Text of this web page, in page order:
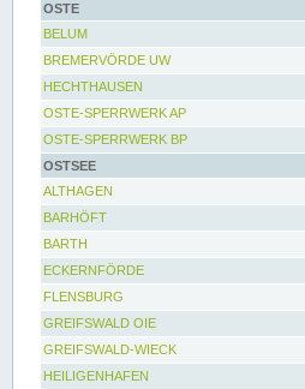
OSTE
BELUM
BREMERVÖRDE UW
HECHTHAUSEN
OSTE-SPERRWERK AP
OSTE-SPERRWERK BP
OSTSEE
ALTHAGEN
BARHÖFT
BARTH
ECKERNFÖRDE
FLENSBURG
GREIFSWALD OIE
GREIFSWALD-WIECK
HEILIGENHAFEN